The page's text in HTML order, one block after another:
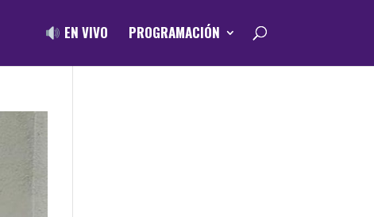
EN VIVO PROGRAMACIÓN